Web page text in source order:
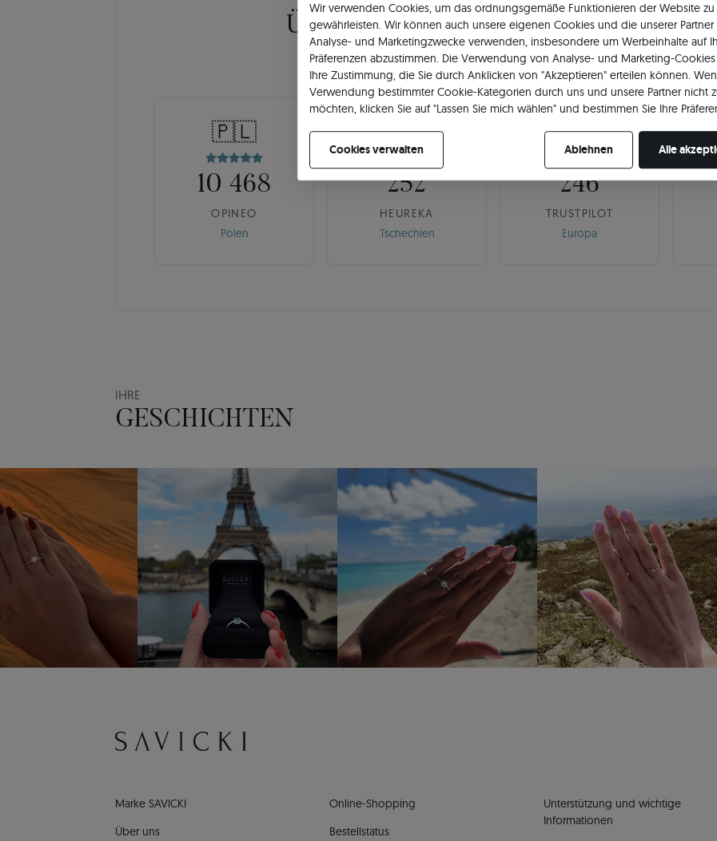
Über11 4845★-Bewertungen in ganz
GEPRÜFTE BEWERTUNGEN UNSERER KUNDEN
🇵🇱
10 468
OPINEO
Polen
🇨🇿
252
HEUREKA
Tschechien
🌍
246
TRUSTPILOT
Europa
IHRE
GESCHICHTEN
Marke SAVICKI
Über uns
Online-Shopping
Bestellstatus
Unterstützung und wichtige
Informationen
Wir verwenden Cookies, um das ordnungsgemäße Funktionieren der Website zu
gewährleisten. Wir können auch unsere eigenen Cookies und die unserer Partner
Analyse- und Marketingzwecke verwenden, insbesondere um Werbeinhalte auf
Präferenzen abzustimmen. Die Verwendung von Analyse- und Marketing-
Ihre Zustimmung, die Sie durch Anklicken von "Akzeptieren" erteilen können.
Verwendung bestimmter Cookie-Kategorien durch uns und unsere Partner nicht
möchten, klicken Sie auf "Lassen Sie mich wählen" und bestimmen Sie Ihre
Cookies verwalten
Ablehnen Alle